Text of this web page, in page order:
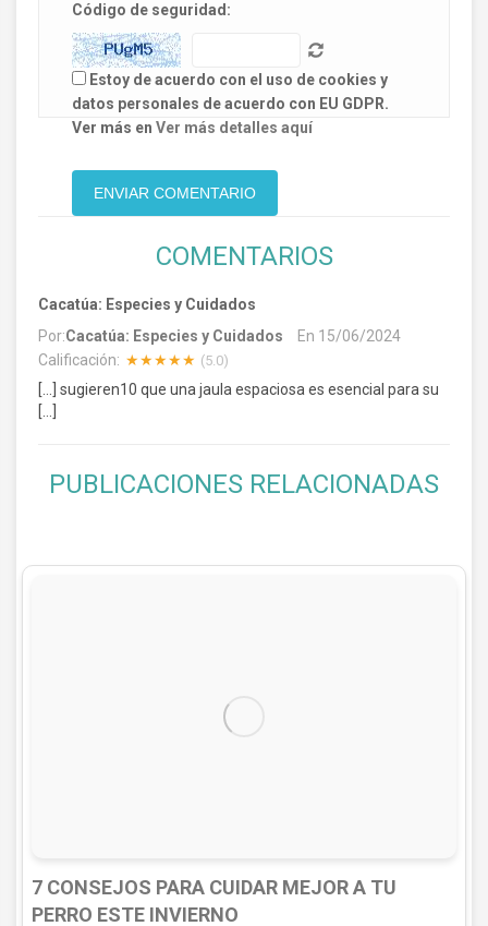
Código de seguridad:
Estoy de acuerdo con el uso de cookies y
datos personales de acuerdo con EU GDPR.
Ver más en Ver más detalles aquí
COMENTARIOS
Cacatúa: Especies y Cuidados
Por:Cacatúa: Especies y Cuidados En 15/06/2024
Calificación: ★★★★★ (5.0)
[…] sugieren10 que una jaula espaciosa es esencial para su
[…]
PUBLICACIONES RELACIONADAS
7 CONSEJOS PARA CUIDAR MEJOR A TU
PERRO ESTE INVIERNO